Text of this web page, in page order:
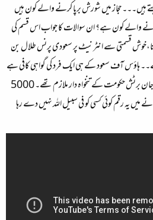
ہیں۔۔۔حجاز میں شورش برپا کرنے والے کون ہیں
والے کون ہے؟ ان سوالات کا جواب اس قسم کی
قسمتی سے انٹرنیٹ پر سعودی پرنس طلال بن
ہے۔۔ ہاؤس آف سعود کے ہی ایک فرد کی گواہی کافی ہے
موصوف نے صاف اقرار کیا کہ انکے دادا جان برٹش حکومت کے تنخواہ دار ملازم تھے۔ 5000
میں یہ رقم کوئی کسی کو فی سبیل اللہ نہیں دے رہا